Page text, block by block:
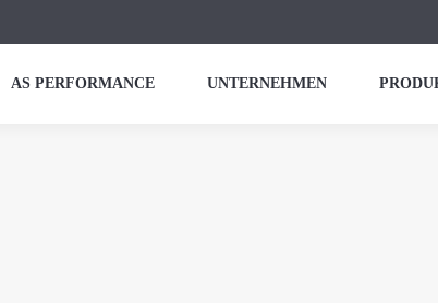
AS PERFORMANCE UNTERNEHMEN